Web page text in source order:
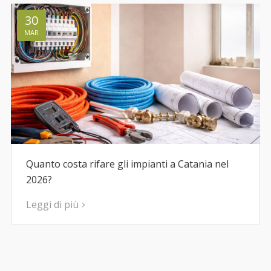
30
MAR
Quanto costa rifare gli impianti a Catania nel
2026?
Leggi di più